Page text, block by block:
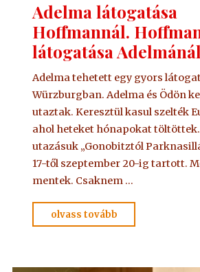
Adelma látogatása
Hoffmannál.
látogatása
Adelma tehetett egy gyors
Würzburgban. Adelma és Ödön
utaztak. Keresztül kasul szelték
ahol heteket hónapokat
utazásuk „Gonobitztól
17-től szeptember 20-ig tartott.
mentek. Csaknem …
olvass tovább
látogatása
Hoffmann